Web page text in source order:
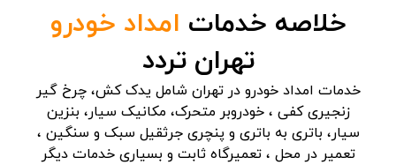
خلاصه خدمات امداد خودرو
تهران تردد
خدمات امداد خودرو در تهران شامل یدک کش، چرخ گیر
زنجیری کفی ، خودروبر متحرک، مکانیک سیار، بنزین
سیار، باتری به باتری و پنچری جرثقیل سبک و سنگین ،
تعمیر در محل ، تعمیرگاه ثابت و بسیاری خدمات دیگر